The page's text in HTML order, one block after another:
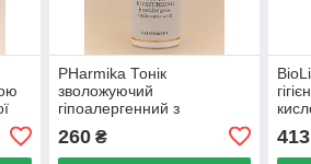
PHarmika Тонік
зволожуючий
гіпоалергенний з
250 мл
260₴ 413